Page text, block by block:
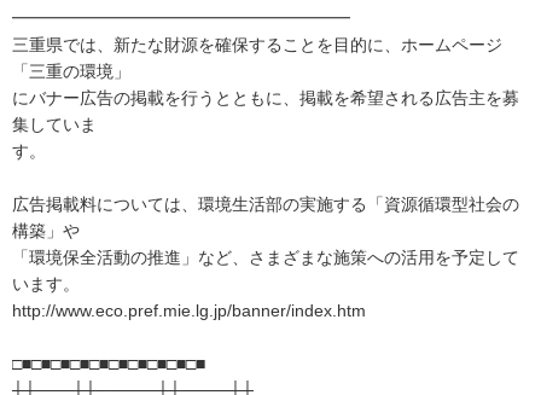
━━━━━━━━━━━━━━━━━━━━
三重県では、新たな財源を確保することを目的に、ホームページ
「三重の環境」
にバナー広告の掲載を行うとともに、掲載を希望される広告主を募
集していま
す。
広告掲載料については、環境生活部の実施する「資源循環型社会の
構築」や
「環境保全活動の推進」など、さまざまな施策への活用を予定して
います。
http://www.eco.pref.mie.lg.jp/banner/index.htm
□■□■□■□■□■□■□■□■□■□■
┼┼───┼┼─────┼┼────┼┼